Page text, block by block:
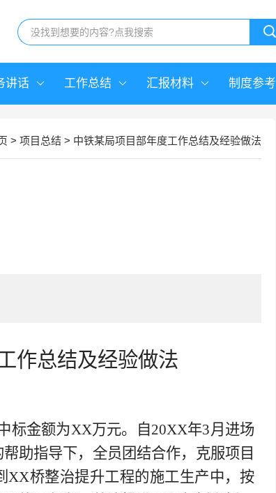
讲话 工作总结 汇报材料 制度参考
> 项目总结 > 中铁某局项目部年度工作总结及经验做法
作总结及经验做法
标金额为XX万元。自20XX年3月进场
助指导下，全员团结合作，克服项目
XX桥整治提升工程的施工生产中，按